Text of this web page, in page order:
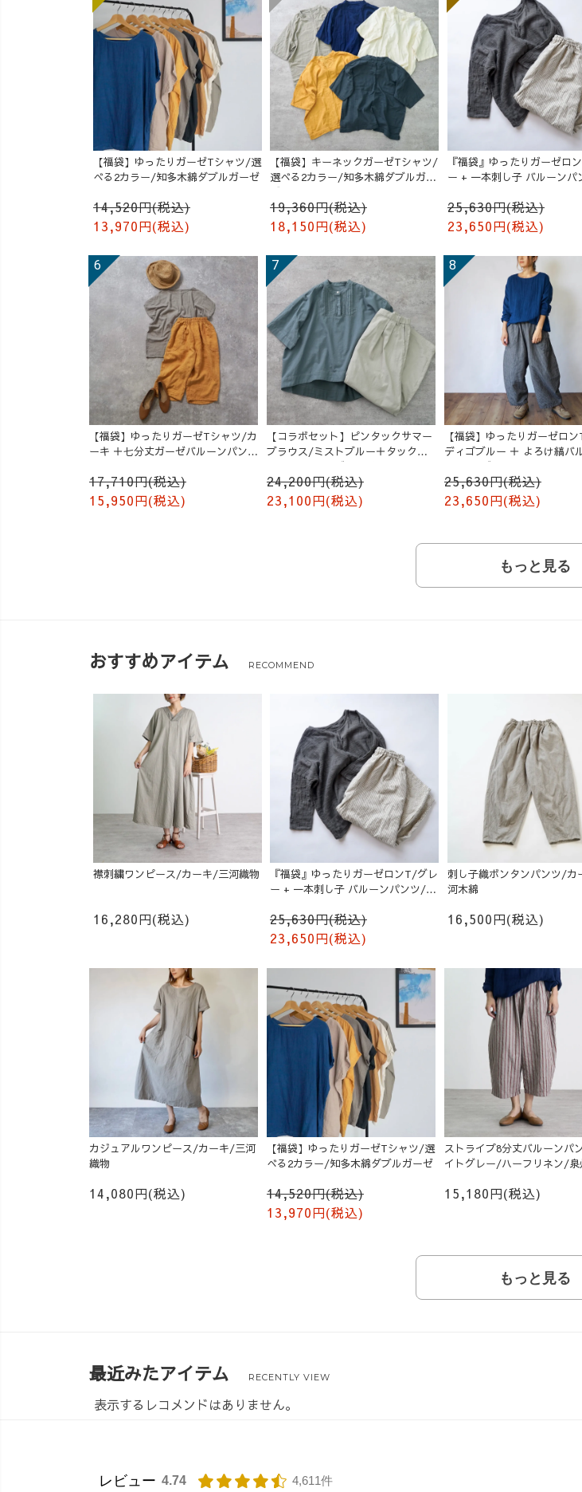
【福袋】ゆったりガーゼTシャツ/選
べる2カラー/知多木綿ダブルガーゼ
14,520円(税込)
13,970円(税込)
【福袋】キーネックガーゼTシャツ/
選べる2カラー/知多木綿ダブルガー
ゼ
19,360円(税込)
18,150円(税込)
『福袋』ゆったりガーゼロ
ー + 一本刺し子 バルーンパ
25,630円(税込)
23,650円(税込)
【福袋】ゆったりガーゼTシャツ/カ
ーキ ＋七分丈ガーゼバルーンパンツ
17,710円(税込)
15,950円(税込)
【コラボセット】ピンタックサマー
ブラウス/ミストブルー＋タックバ
ルーンパンツ/グレージュ
24,200円(税込)
23,100円(税込)
【福袋】ゆったりガーゼロ
ディゴブルー ＋ よろけ縞バ
パンツ/グレー
25,630円(税込)
23,650円(税込)
もっと見る
おすすめアイテム RECOMMEND
襟刺繍ワンピース/カーキ/三河織物
16,280円(税込)
『福袋』ゆったりガーゼロンT/グレ
ー + 一本刺し子 バルーンパンツ/生
25,630円(税込)
23,650円(税込)
刺し子織ボンタンパンツ/カ
河木綿
16,500円(税込)
カジュアルワンピース/カーキ/三河
織物
14,080円(税込)
【福袋】ゆったりガーゼTシャツ/選
べる2カラー/知多木綿ダブルガーゼ
14,520円(税込)
13,970円(税込)
ストライプ8分丈バルーンパ
イトグレー/ハーフリネン/泉
15,180円(税込)
もっと見る
最近みたアイテム RECENTLY VIEW
表示するレコメンドはありません。
レビュー 4.74 4,611件